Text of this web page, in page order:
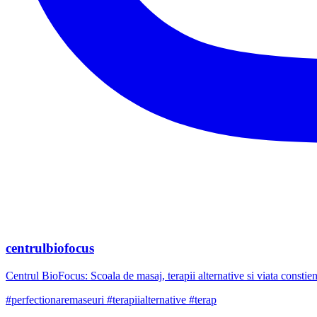
centrulbiofocus
Centrul BioFocus: Scoala de masaj, terapii alternative si viata
#perfectionaremaseuri #terapiialternative #terap